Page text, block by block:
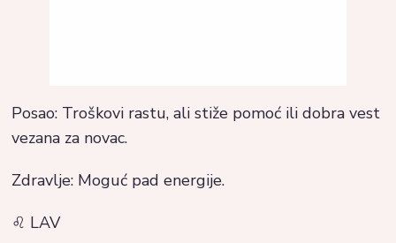
Posao: Troškovi rastu, ali stiže pomoć ili dobra vest
vezana za novac.
Zdravlje: Moguć pad energije.
♌ LAV